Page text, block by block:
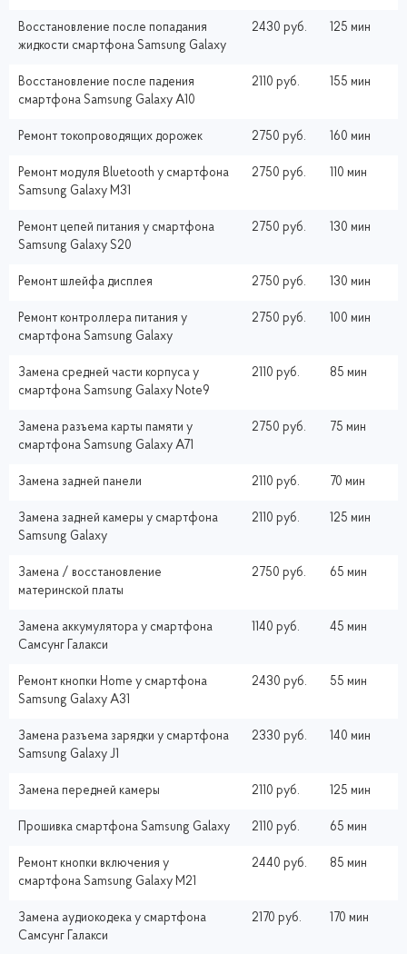
Восстановление после попадания
жидкости смартфона Samsung Galaxy
2430 руб. 125 мин
Восстановление после падения
смартфона Samsung Galaxy A10
2110 руб. 155 мин
Ремонт токопроводящих дорожек 2750 руб. 160 мин
Ремонт модуля Bluetooth у смартфона
Samsung Galaxy M31
2750 руб. 110 мин
Ремонт цепей питания у смартфона
Samsung Galaxy S20
2750 руб. 130 мин
Ремонт шлейфа дисплея 2750 руб. 130 мин
Ремонт контроллера питания у
смартфона Samsung Galaxy
2750 руб. 100 мин
Замена средней части корпуса у
смартфона Samsung Galaxy Note9
2110 руб. 85 мин
Замена разъема карты памяти у
смартфона Samsung Galaxy A71
2750 руб. 75 мин
Замена задней панели 2110 руб. 70 мин
Замена задней камеры у смартфона
Samsung Galaxy
2110 руб. 125 мин
Замена / восстановление
материнской платы
2750 руб. 65 мин
Замена аккумулятора у смартфона
Самсунг Галакси
1140 руб. 45 мин
Ремонт кнопки Home у смартфона
Samsung Galaxy A31
2430 руб. 55 мин
Замена разъема зарядки у смартфона
Samsung Galaxy J1
2330 руб. 140 мин
Замена передней камеры 2110 руб. 125 мин
Прошивка смартфона Samsung Galaxy 2110 руб. 65 мин
Ремонт кнопки включения у
смартфона Samsung Galaxy M21
2440 руб. 85 мин
Замена аудиокодека у смартфона
Самсунг Галакси
2170 руб. 170 мин